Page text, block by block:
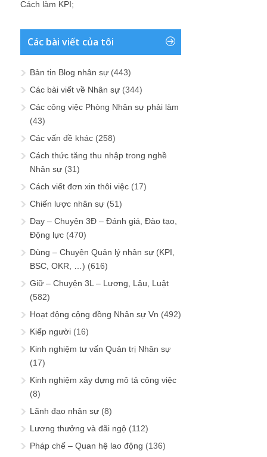
Cách làm KPI;
Các bài viết của tôi
Bản tin Blog nhân sự (443)
Các bài viết về Nhân sự (344)
Các công việc Phòng Nhân sự phải làm
(43)
Các vấn đề khác (258)
Cách thức tăng thu nhập trong nghề
Nhân sự (31)
Cách viết đơn xin thôi việc (17)
Chiến lược nhân sự (51)
Dạy – Chuyện 3Đ – Đánh giá, Đào tạo,
Động lực (470)
Dùng – Chuyện Quản lý nhân sự (KPI,
BSC, OKR, …) (616)
Giữ – Chuyện 3L – Lương, Lậu, Luật
(582)
Hoạt động cộng đồng Nhân sự Vn (492)
Kiếp người (16)
Kinh nghiệm tư vấn Quản trị Nhân sự
(17)
Kinh nghiệm xây dựng mô tả công việc
(8)
Lãnh đạo nhân sự (8)
Lương thưởng và đãi ngộ (112)
Pháp chế – Quan hệ lao động (136)